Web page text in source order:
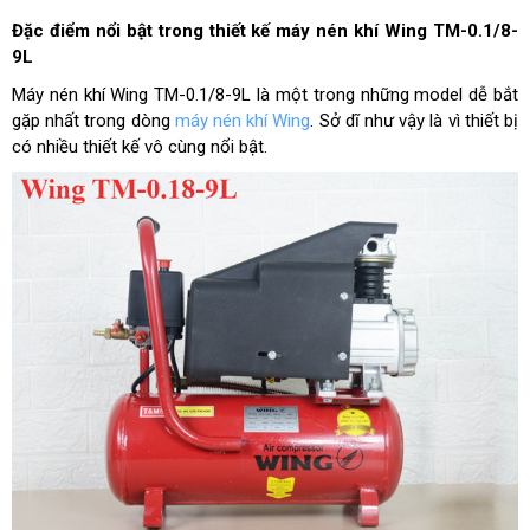
Đặc điểm nổi bật trong thiết kế máy nén khí Wing TM-0.1/8-
9L
Máy nén khí Wing TM-0.1/8-9L là một trong những model dễ bắt
gặp nhất trong dòng máy nén khí Wing. Sở dĩ như vậy là vì thiết bị
có nhiều thiết kế vô cùng nổi bật.